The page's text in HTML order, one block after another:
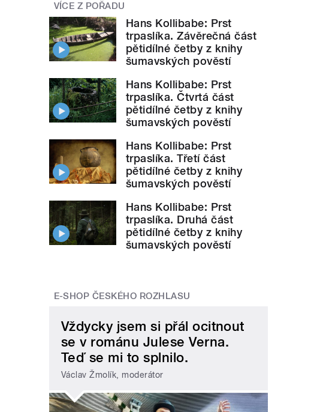
VÍCE Z POŘADU
Hans Kollibabe: Prst
trpaslíka. Závěrečná část
pětidílné četby z knihy
šumavských pověstí
Hans Kollibabe: Prst
trpaslíka. Čtvrtá část
pětidílné četby z knihy
šumavských pověstí
Hans Kollibabe: Prst
trpaslíka. Třetí část
pětidílné četby z knihy
šumavských pověstí
Hans Kollibabe: Prst
trpaslíka. Druhá část
pětidílné četby z knihy
šumavských pověstí
E-SHOP ČESKÉHO ROZHLASU
Vždycky jsem si přál ocitnout
se v románu Julese Verna.
Teď se mi to splnilo.
Václav Žmolík, moderátor